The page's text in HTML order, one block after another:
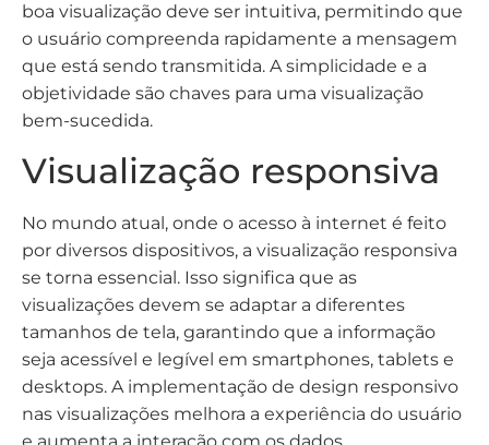
boa visualização deve ser intuitiva, permitindo que
o usuário compreenda rapidamente a mensagem
que está sendo transmitida. A simplicidade e a
objetividade são chaves para uma visualização
bem-sucedida.
Visualização responsiva
No mundo atual, onde o acesso à internet é feito
por diversos dispositivos, a visualização responsiva
se torna essencial. Isso significa que as
visualizações devem se adaptar a diferentes
tamanhos de tela, garantindo que a informação
seja acessível e legível em smartphones, tablets e
desktops. A implementação de design responsivo
nas visualizações melhora a experiência do usuário
e aumenta a interação com os dados